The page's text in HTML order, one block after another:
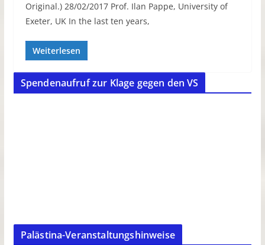
Original.) 28/02/2017 Prof. Ilan Pappe, University of
Exeter, UK In the last ten years,
Weiterlesen
Spendenaufruf zur Klage gegen den VS
Palästina-Veranstaltungshinweise